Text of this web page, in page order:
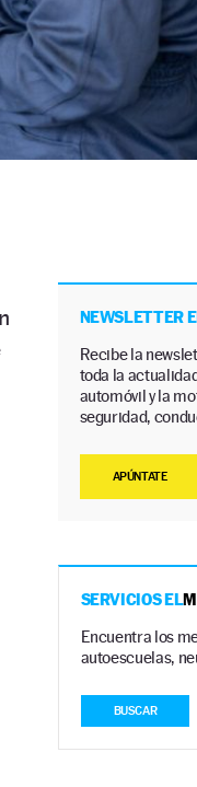
NEWSLETTER
Recibe la
toda la
automóvil y la
seguridad,
APÚNTATE
SERVICIOS EL
Encuentra los
autoescuelas,
BUSCAR